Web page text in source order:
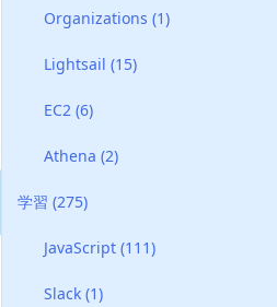
Organizations(1)
Lightsail(15)
EC2(6)
Athena(2)
学習 (275)
JavaScript(111)
Slack(1)